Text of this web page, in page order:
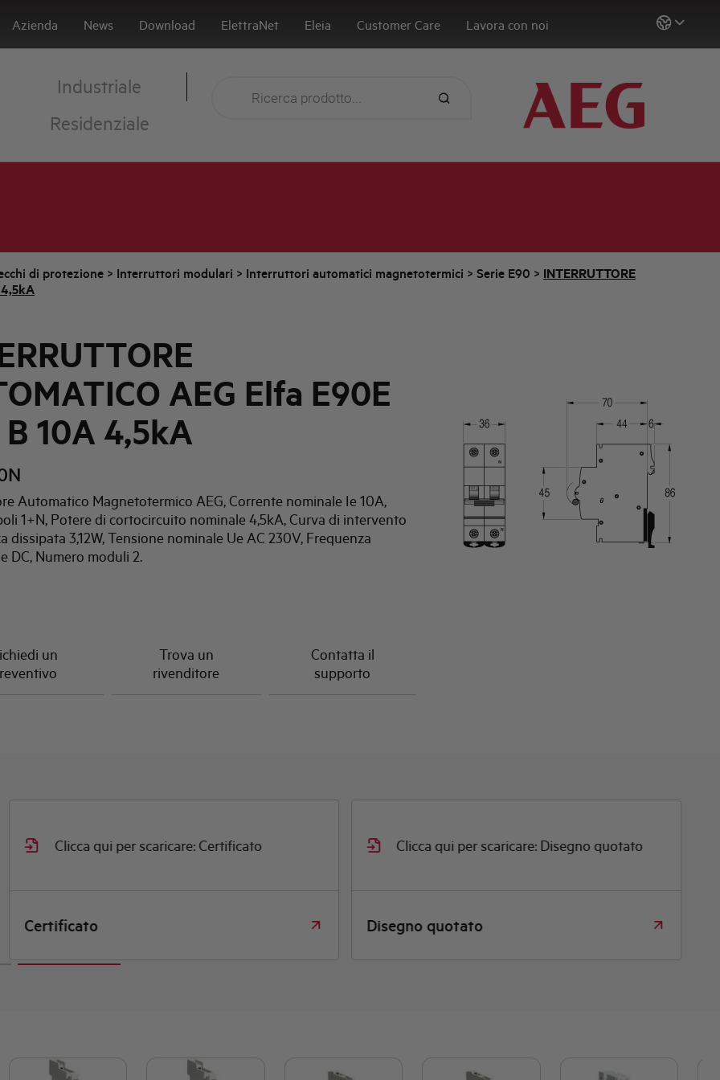
Azienda News Download ElettraNet Eleia Customer Care Lavora con noi
Industriale
Residenziale
di protezione > Interruttori modulari > Interruttori automatici magnetotermici > Serie E90 > INTERRUTTORE
4,5kA
AEG Elfa E90E
10A 4,5kA
Automatico Magnetotermico AEG, Corrente nominale Ie 10A,
1+N, Potere di cortocircuito nominale 4,5kA, Curva di intervento
dissipata 3,12W, Tensione nominale Ue AC 230V, Frequenza
DC, Numero moduli 2.
un
Trova un
rivenditore
Contatta il
supporto
Clicca qui per scaricare: Certificato
Certificato
Clicca qui per scaricare: Disegno quotato
Disegno quotato